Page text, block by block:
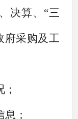
决算、“三
府采购及工
；